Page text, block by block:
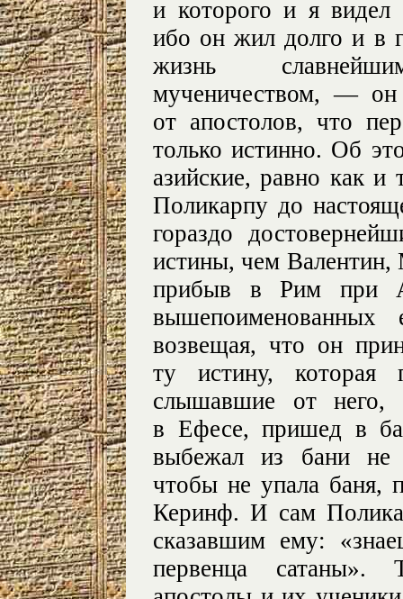
и которого и я
ибо он жил долго и в
жизнь
мученичеством, — он
от апостолов, что
только истинно. Об
азийские, равно как
Поликарпу до
гораздо
истины, чем
прибыв в Рим при
возвещая, что он
ту истину, которая
слышавшие от него,
в Ефесе, пришед в
выбежал из бани
чтобы не упала баня,
Керинф. И сам
сказавшим ему:
первенца сатаны».